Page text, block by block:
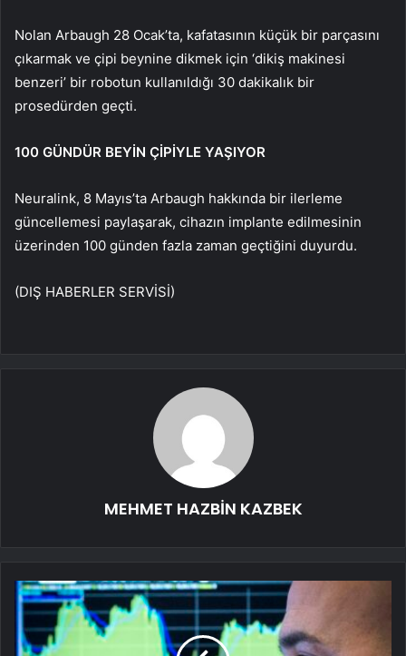
Nolan Arbaugh 28 Ocak’ta, kafatasının küçük bir parçasını
çıkarmak ve çipi beynine dikmek için ‘dikiş makinesi
benzeri’ bir robotun kullanıldığı 30 dakikalık bir
prosedürden geçti.
100 GÜNDÜR BEYİN ÇİPİYLE YAŞIYOR
Neuralink, 8 Mayıs’ta Arbaugh hakkında bir ilerleme
güncellemesi paylaşarak, cihazın implante edilmesinin
üzerinden 100 günden fazla zaman geçtiğini duyurdu.
(DIŞ HABERLER SERVİSİ)
MEHMET HAZBİN KAZBEK